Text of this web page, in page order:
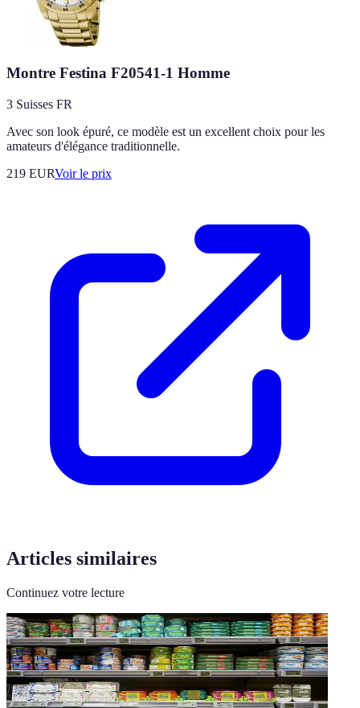
Montre Festina F20541-1 Homme
3 Suisses FR
Avec son look épuré, ce modèle est un excellent choix pour les
amateurs d'élégance traditionnelle.
219 EURVoir le prix
Articles similaires
Continuez votre lecture